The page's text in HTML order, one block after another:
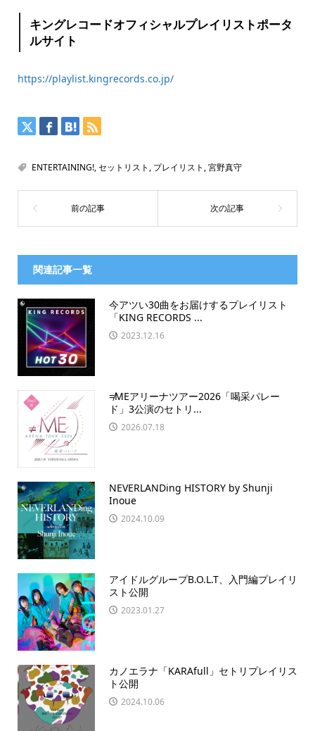
キングレコードオフィシャルプレイリストポータ
ルサイト
https://playlist.kingrecords.co.jp/
ENTERTAINING!,セットリスト , プレイリスト ,宮野真守
関連記事一覧
今アツい30曲をお届けするプレイリスト
「KING RECORDS ...
2023.12.16
≠MEアリーナツアー2026「喝采パレー
ド」3公演のセトリ...
2026.07.18
NEVERLANDing HISTORY by Shunji
Inoue
2024.10.09
アイドルグループB.O.L.T、入門編プレイリ
スト公開
2023.01.27
カノエラナ「KARAfull」セトリプレイリス
ト公開
2024.10.06